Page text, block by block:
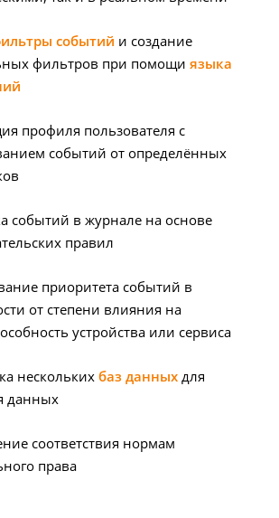
событий и создание
фильтров при помощи языка
профиля пользователя с
событий от определённых
событий в журнале на основе
правил
приоритета событий в
от степени влияния на
устройства или сервиса
несколькихбаз данных для
данных
соответствия нормам
права